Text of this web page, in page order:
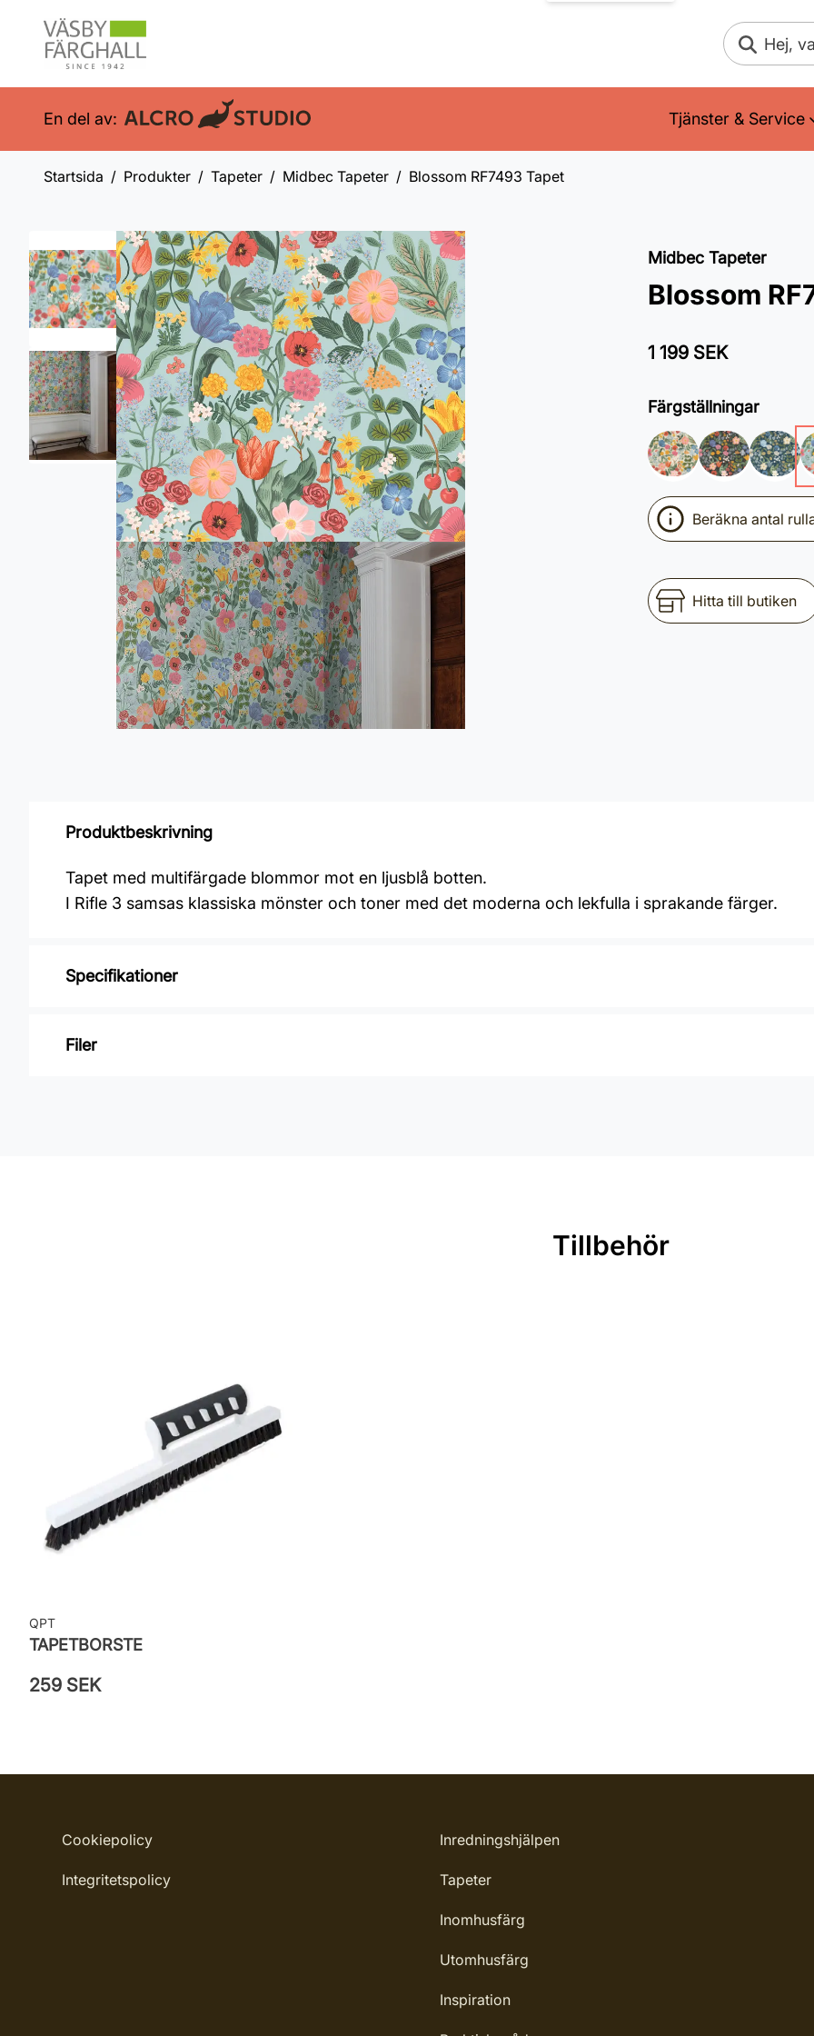
Sök
En del av: Tjänster & Service
Startsida Produkter Tapeter Midbec Tapeter Blossom RF7493 Tapet
Midbec Tapeter
Blossom
1 199 SEK
Färgställningar
Beräkna antal
Hitta till butiken
Produktbeskrivning
Tapet med multifärgade blommor mot en ljusblå botten.
I Rifle 3 samsas klassiska mönster och toner med det moderna och lekfulla i sprakande färger.
Specifikationer
Varumärke: Midbec Tapeter
Filer
Tillbehör
QPT
TAPETBORSTE
259 SEK
Cookiepolicy
Integritetspolicy
Inredningshjälpen
Tapeter
Inomhusfärg
Utomhusfärg
Inspiration